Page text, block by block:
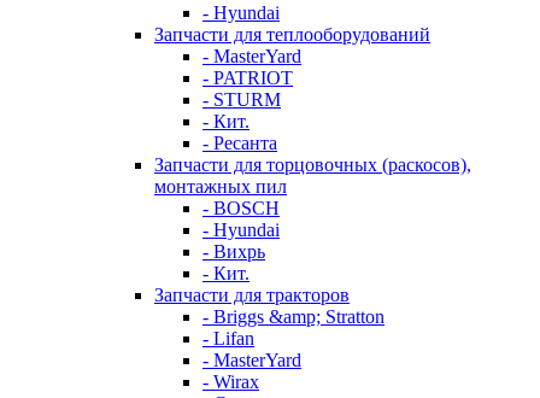
- Hyundai
Запчасти для теплооборудований
- MasterYard
- PATRIOT
- STURM
- Кит.
- Ресанта
Запчасти для торцовочных (раскосов),
монтажных пил
- BOSCH
- Hyundai
- Вихрь
- Кит.
Запчасти для тракторов
- Briggs &amp; Stratton
- Lifan
- MasterYard
- Wirax